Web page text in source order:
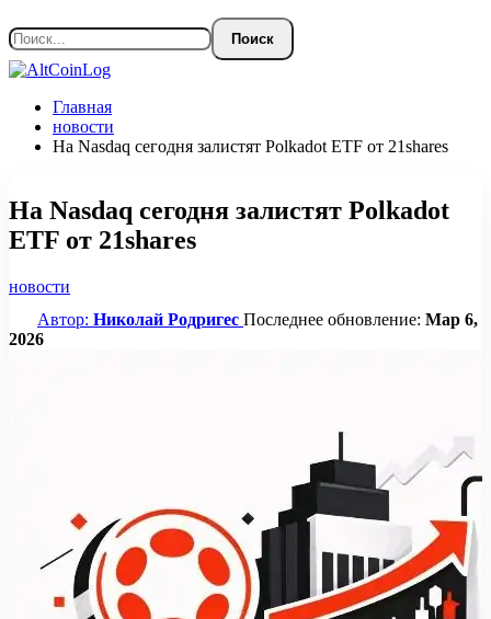
Главная
новости
На Nasdaq сегодня залистят Polkadot ETF от 21shares
На Nasdaq сегодня залистят Polkadot
ETF от 21shares
новости
Автор: Николай Родригес Последнее обновление: Мар 6,
2026